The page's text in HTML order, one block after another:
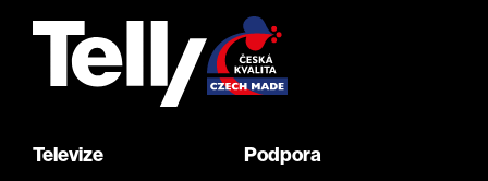
Televize Podpora